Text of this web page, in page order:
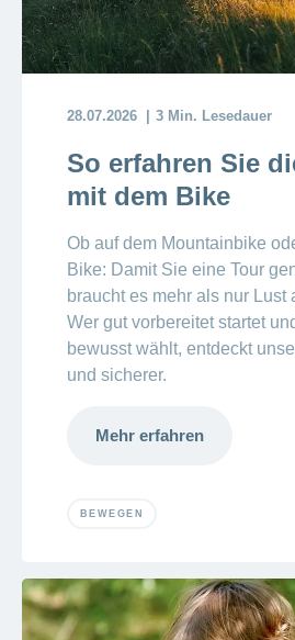
28.07.2026 3 Min. Lesedauer
So erfahren Sie
mit dem Bike
Ob auf dem Mountainbike
Bike: Damit Sie eine Tour
braucht es mehr als nur Lust
Wer gut vorbereitet startet
bewusst wählt, entdeckt
und sicherer.
Mehr erfahren
BEWEGEN